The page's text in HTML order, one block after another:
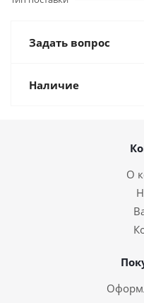
Задать вопрос
Наличие
О